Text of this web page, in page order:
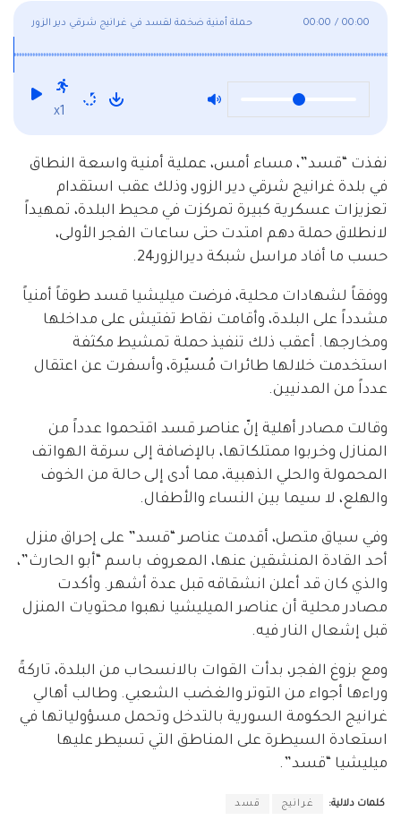
حملة أمنية ضخمة لقسد في غرانيج شرقي دير الزور 00:00 / 00:00
x1
نفذت “قسد”، مساء أمس، عملية أمنية واسعة النطاق
في بلدة غرانيج شرقي دير الزور، وذلك عقب استقدام
تعزيزات عسكرية كبيرة تمركزت في محيط البلدة، تمهيداً
لانطلاق حملة دهم امتدت حتى ساعات الفجر الأولى،
حسب ما أفاد مراسل شبكة ديرالزور24.
ووفقاً لشهادات محلية، فرضت ميليشيا قسد طوقاً أمنياً
مشدداً على البلدة، وأقامت نقاط تفتيش على مداخلها
ومخارجها. أعقب ذلك تنفيذ حملة تمشيط مكثفة
استخدمت خلالها طائرات مُسيّرة، وأسفرت عن اعتقال
عدداً من المدنيين.
وقالت مصادر أهلية إنّ عناصر قسد اقتحموا عدداً من
المنازل وخربوا ممتلكاتها، بالإضافة إلى سرقة الهواتف
المحمولة والحلي الذهبية، مما أدى إلى حالة من الخوف
والهلع، لا سيما بين النساء والأطفال.
وفي سياق متصل، أقدمت عناصر “قسد” على إحراق منزل
أحد القادة المنشقين عنها، المعروف باسم “أبو الحارث”،
والذي كان قد أعلن انشقاقه قبل عدة أشهر. وأكدت
مصادر محلية أن عناصر الميليشيا نهبوا محتويات المنزل
قبل إشعال النار فيه.
ومع بزوغ الفجر، بدأت القوات بالانسحاب من البلدة، تاركةً
وراءها أجواء من التوتر والغضب الشعبي. وطالب أهالي
غرانيج الحكومة السورية بالتدخل وتحمل مسؤولياتها في
استعادة السيطرة على المناطق التي تسيطر عليها
ميليشيا “قسد”.
كلمات دلالية: غرانيج قسد